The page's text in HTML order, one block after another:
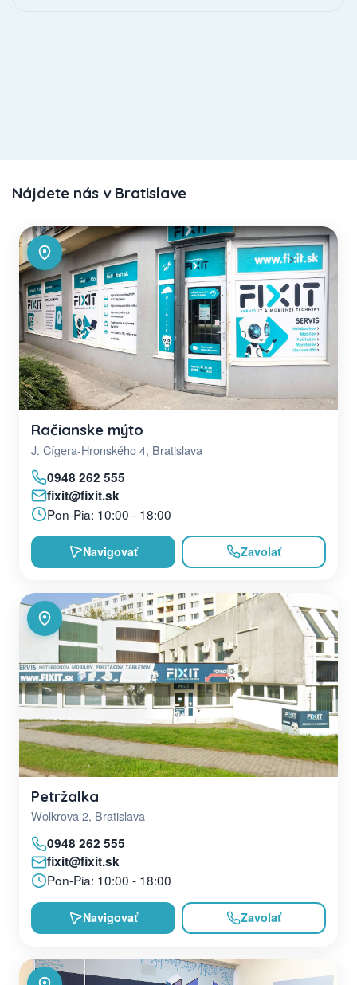
Nájdete nás v Bratislave
Račianske mýto
J. Cígera-Hronského 4, Bratislava
0948 262 555
fixit@fixit.sk
Pon-Pia: 10:00 - 18:00
Navigovať Zavolať
Petržalka
Wolkrova 2, Bratislava
0948 262 555
fixit@fixit.sk
Pon-Pia: 10:00 - 18:00
Navigovať Zavolať